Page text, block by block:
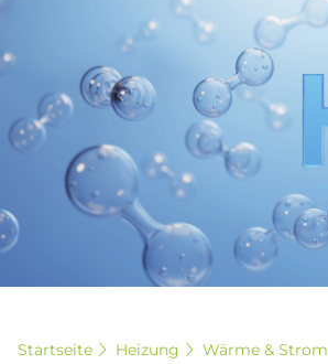
Startseite Heizung Wärme & Strom